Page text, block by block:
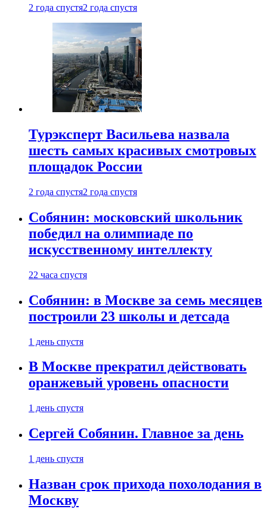
2 года спустя2 года спустя
Турэксперт Васильева назвала
шесть самых красивых смотровых
площадок России
2 года спустя2 года спустя
Собянин: московский школьник
победил на олимпиаде по
искусственному интеллекту
22 часа спустя
Собянин: в Москве за семь месяцев
построили 23 школы и детсада
1 день спустя
В Москве прекратил действовать
оранжевый уровень опасности
1 день спустя
Сергей Собянин. Главное за день
1 день спустя
Назван срок прихода похолодания в
Москву